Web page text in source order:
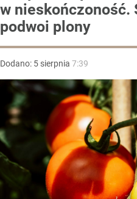
w nieskończoność.
podwoi plony
Dodano: 5 sierpnia 7:39